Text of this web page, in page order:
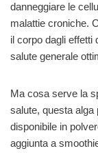
danneggiare le
malattie croniche.
il corpo dagli effetti
salute generale
Ma cosa serve la
salute, questa
disponibile in
aggiunta a